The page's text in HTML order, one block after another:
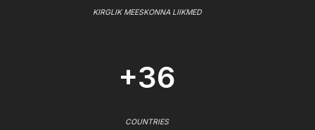
KIRGLIK MEESKONNA LIIKMED
+36
COUNTRIES